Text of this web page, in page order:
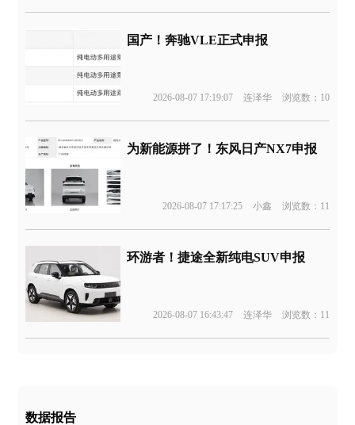
国产！奔驰VLE正式申报
2026-08-07 17:19:07 连泽华 浏览数：10
为新能源拼了！东风日产NX7申报
2026-08-07 17:17:25 小鑫 浏览数：11
环游者！捷途全新纯电SUV申报
2026-08-07 16:43:47 连泽华 浏览数：11
数据报告